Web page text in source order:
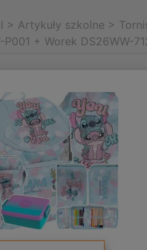
> Artykuły szkolne >
P001 + Worek DS26WW-